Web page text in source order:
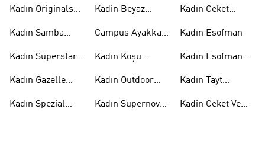
Kadın Originals
Kadın Samba
Kadın Süperstar
Kadın Gazelle
Kadın Spezial
Kadin Beyaz
Campus Ayakkabı
Kadın Koşu
Kadın Outdoor
Kadın Supernova
Kadın Ceket
Kadın Esofman
Kadin Esofman
Kadın Tayt
Kadin Ceket Ve